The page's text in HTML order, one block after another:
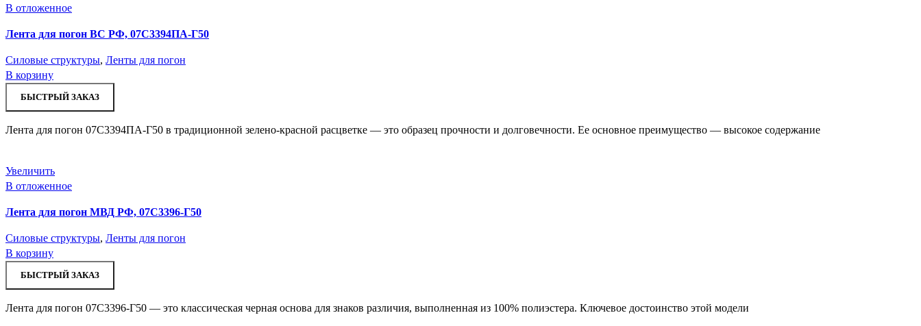
В отложенное
Лента для погон ВС РФ, 07С3394ПА-Г50
Силовые структуры, Ленты для погон
В корзину
БЫСТРЫЙ ЗАКАЗ
Лента для погон 07С3394ПА-Г50 в традиционной зелено-красной расцветке — это образец прочности и долговечности. Ее основное преимущество — высокое содержание
Увеличить
В отложенное
Лента для погон МВД РФ, 07С3396-Г50
Силовые структуры, Ленты для погон
В корзину
БЫСТРЫЙ ЗАКАЗ
Лента для погон 07С3396-Г50 — это классическая черная основа для знаков различия, выполненная из 100% полиэстера. Ключевое достоинство этой модели